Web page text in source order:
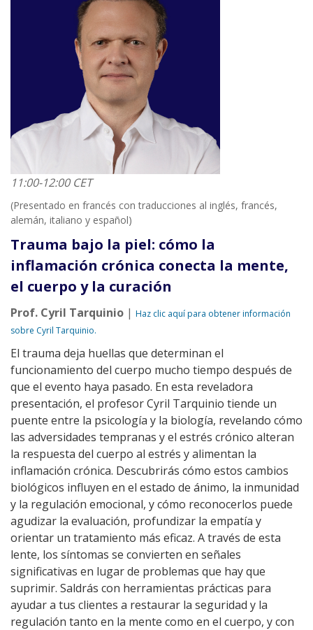
11:00-12:00 CET
(Presentado en francés con traducciones al inglés, francés,
alemán, italiano y español)
Trauma bajo la piel: cómo la
inflamación crónica conecta la mente,
el cuerpo y la curación
Prof. Cyril Tarquinio | Haz clic aquí para obtener información
sobre Cyril Tarquinio.
El trauma deja huellas que determinan el
funcionamiento del cuerpo mucho tiempo después de
que el evento haya pasado. En esta reveladora
presentación, el profesor Cyril Tarquinio tiende un
puente entre la psicología y la biología, revelando cómo
las adversidades tempranas y el estrés crónico alteran
la respuesta del cuerpo al estrés y alimentan la
inflamación crónica. Descubrirás cómo estos cambios
biológicos influyen en el estado de ánimo, la inmunidad
y la regulación emocional, y cómo reconocerlos puede
agudizar la evaluación, profundizar la empatía y
orientar un tratamiento más eficaz. A través de esta
lente, los síntomas se convierten en señales
significativas en lugar de problemas que hay que
suprimir. Saldrás con herramientas prácticas para
ayudar a tus clientes a restaurar la seguridad y la
regulación tanto en la mente como en el cuerpo, y con